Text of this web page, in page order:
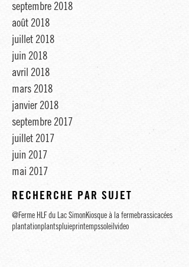
septembre 2018
août 2018
juillet 2018
juin 2018
avril 2018
mars 2018
janvier 2018
septembre 2017
juillet 2017
juin 2017
mai 2017
RECHERCHE PAR SUJET
@Ferme HLF du Lac SimonKiosque à la fermebrassicacées
plantationplantspluieprintempssoleilvideo